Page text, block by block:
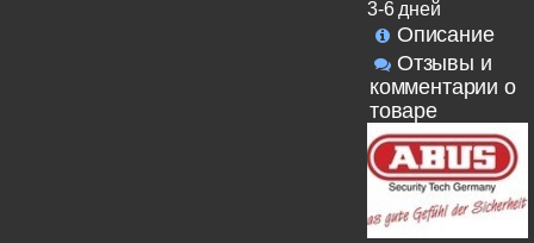
3-6 дней
Описание
Отзывы и
комментарии о
товаре